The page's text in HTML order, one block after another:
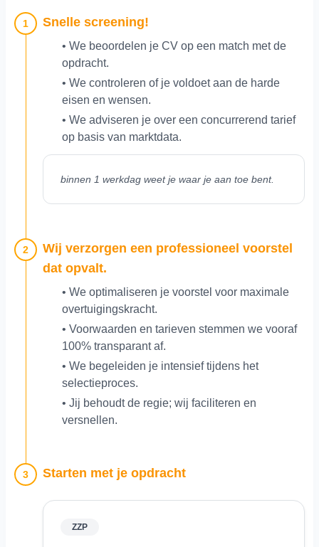
1 Snelle screening!
• We beoordelen je CV op een match met de
opdracht.
• We controleren of je voldoet aan de harde
eisen en wensen.
• We adviseren je over een concurrerend tarief
op basis van marktdata.
binnen 1 werkdag weet je waar je aan toe bent.
2
Wij verzorgen een professioneel voorstel
dat opvalt.
• We optimaliseren je voorstel voor maximale
overtuigingskracht.
• Voorwaarden en tarieven stemmen we vooraf
100% transparant af.
• We begeleiden je intensief tijdens het
selectieproces.
• Jij behoudt de regie; wij faciliteren en
versnellen.
3 Starten met je opdracht
ZZP